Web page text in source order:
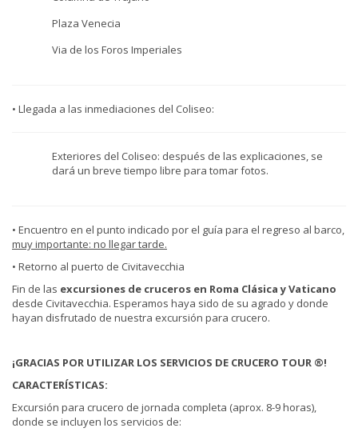
Plaza Venecia
Via de los Foros Imperiales
• Llegada a las inmediaciones del Coliseo:
Exteriores del Coliseo: después de las explicaciones, se
dará un breve tiempo libre para tomar fotos.
• Encuentro en el punto indicado por el guía para el regreso al barco,
muy importante: no llegar tarde.
• Retorno al puerto de Civitavecchia
Fin de las excursiones de cruceros en Roma Clásica y Vaticano
desde Civitavecchia. Esperamos haya sido de su agrado y donde
hayan disfrutado de nuestra excursión para crucero.
¡GRACIAS POR UTILIZAR LOS SERVICIOS DE CRUCERO TOUR ®!
CARACTERÍSTICAS:
Excursión para crucero de jornada completa (aprox. 8-9 horas),
donde se incluyen los servicios de: